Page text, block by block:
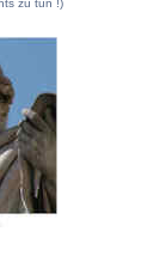
zu tun !)